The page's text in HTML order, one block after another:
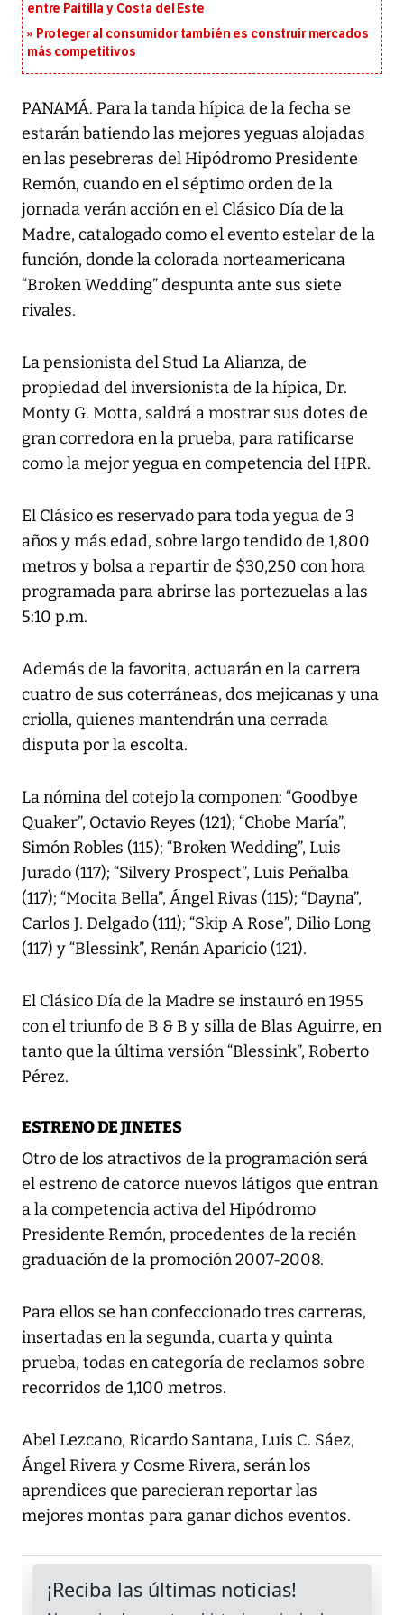
entre Paitilla y Costa del Este
Proteger al consumidor también es construir mercados
más competitivos
PANAMÁ. Para la tanda hípica de la fecha se
estarán batiendo las mejores yeguas alojadas
en las pesebreras del Hipódromo Presidente
Remón, cuando en el séptimo orden de la
jornada verán acción en el Clásico Día de la
Madre, catalogado como el evento estelar de la
función, donde la colorada norteamericana
“Broken Wedding” despunta ante sus siete
rivales.
La pensionista del Stud La Alianza, de
propiedad del inversionista de la hípica, Dr.
Monty G. Motta, saldrá a mostrar sus dotes de
gran corredora en la prueba, para ratificarse
como la mejor yegua en competencia del HPR.
El Clásico es reservado para toda yegua de 3
años y más edad, sobre largo tendido de 1,800
metros y bolsa a repartir de $30,250 con hora
programada para abrirse las portezuelas a las
5:10 p.m.
Además de la favorita, actuarán en la carrera
cuatro de sus coterráneas, dos mejicanas y una
criolla, quienes mantendrán una cerrada
disputa por la escolta.
La nómina del cotejo la componen: “Goodbye
Quaker”, Octavio Reyes (121); “Chobe María”,
Simón Robles (115); “Broken Wedding”, Luis
Jurado (117); “Silvery Prospect”, Luis Peñalba
(117); “Mocita Bella”, Ángel Rivas (115); “Dayna”,
Carlos J. Delgado (111); “Skip A Rose”, Dilio Long
(117) y “Blessink”, Renán Aparicio (121).
El Clásico Día de la Madre se instauró en 1955
con el triunfo de B & B y silla de Blas Aguirre, en
tanto que la última versión “Blessink”, Roberto
Pérez.
ESTRENO DE JINETES
Otro de los atractivos de la programación será
el estreno de catorce nuevos látigos que entran
a la competencia activa del Hipódromo
Presidente Remón, procedentes de la recién
graduación de la promoción 2007-2008.
Para ellos se han confeccionado tres carreras,
insertadas en la segunda, cuarta y quinta
prueba, todas en categoría de reclamos sobre
recorridos de 1,100 metros.
Abel Lezcano, Ricardo Santana, Luis C. Sáez,
Ángel Rivera y Cosme Rivera, serán los
aprendices que parecieran reportar las
mejores montas para ganar dichos eventos.